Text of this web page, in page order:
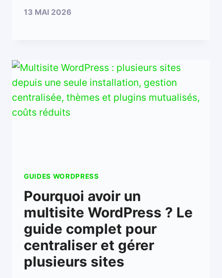
13 MAI 2026
GUIDES WORDPRESS
Pourquoi avoir un
multisite WordPress ? Le
guide complet pour
centraliser et gérer
plusieurs sites